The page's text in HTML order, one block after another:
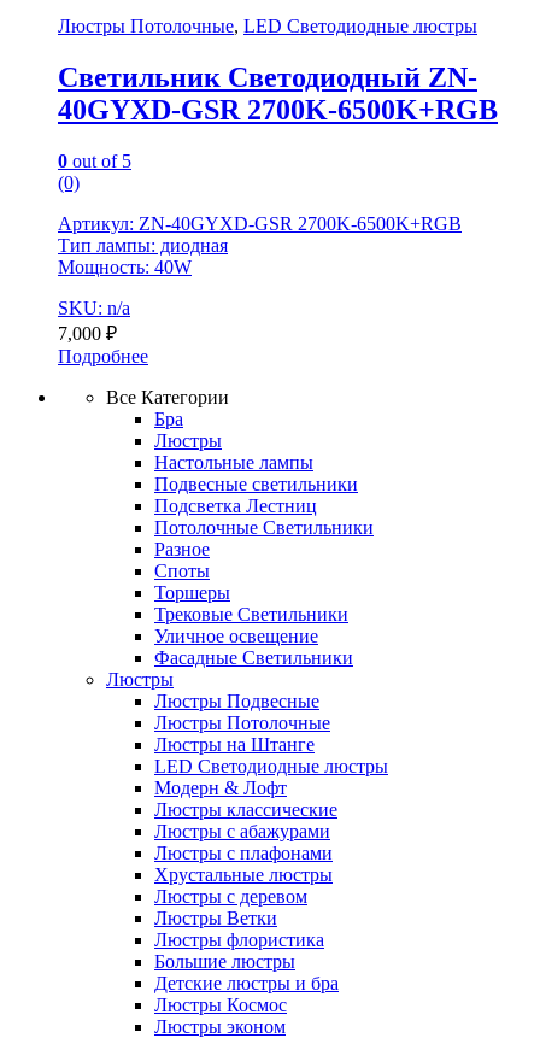
Люстры Потолочные, LED Светодиодные люстры
Светильник Светодиодный ZN-
40GYXD-GSR 2700K-6500K+RGB
0 out of 5
(0)
Артикул: ZN-40GYXD-GSR 2700K-6500K+RGB
Тип лампы: диодная
Мощность: 40W
SKU: n/a
7,000 ₽
Подробнее
Все Категории
Бра
Люстры
Настольные лампы
Подвесные светильники
Подсветка Лестниц
Потолочные Светильники
Разное
Споты
Торшеры
Трековые Светильники
Уличное освещение
Фасадные Светильники
Люстры
Люстры Подвесные
Люстры Потолочные
Люстры на Штанге
LED Светодиодные люстры
Модерн & Лофт
Люстры классические
Люстры с абажурами
Люстры с плафонами
Хрустальные люстры
Люстры с деревом
Люстры Ветки
Люстры флористика
Большие люстры
Детские люстры и бра
Люстры Космос
Люстры эконом